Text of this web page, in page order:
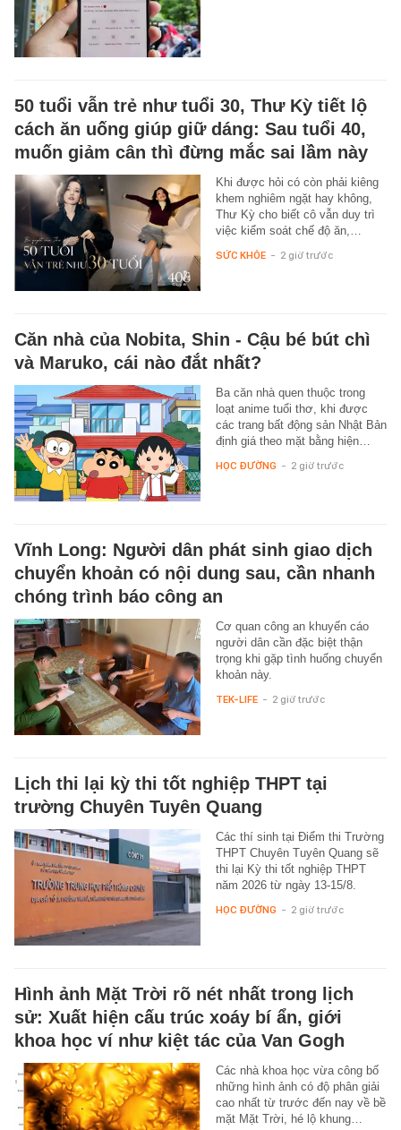
50 tuổi vẫn trẻ như tuổi 30, Thư Kỳ tiết lộ
cách ăn uống giúp giữ dáng: Sau tuổi 40,
muốn giảm cân thì đừng mắc sai lầm này
Khi được hỏi có còn phải kiêng
khem nghiêm ngặt hay không,
Thư Kỳ cho biết cô vẫn duy trì
việc kiểm soát chế độ ăn,…
SỨC KHỎE - 2 giờ trước
Căn nhà của Nobita, Shin - Cậu bé bút chì
và Maruko, cái nào đắt nhất?
Ba căn nhà quen thuộc trong
loạt anime tuổi thơ, khi được
các trang bất động sản Nhật Bản
định giá theo mặt bằng hiện…
HỌC ĐƯỜNG - 2 giờ trước
Vĩnh Long: Người dân phát sinh giao dịch
chuyển khoản có nội dung sau, cần nhanh
chóng trình báo công an
Cơ quan công an khuyến cáo
người dân cần đặc biệt thận
trọng khi gặp tình huống chuyển
khoản này.
TEK-LIFE - 2 giờ trước
Lịch thi lại kỳ thi tốt nghiệp THPT tại
trường Chuyên Tuyên Quang
Các thí sinh tại Điểm thi Trường
THPT Chuyên Tuyên Quang sẽ
thi lại Kỳ thi tốt nghiệp THPT
năm 2026 từ ngày 13-15/8.
HỌC ĐƯỜNG - 2 giờ trước
Hình ảnh Mặt Trời rõ nét nhất trong lịch
sử: Xuất hiện cấu trúc xoáy bí ẩn, giới
khoa học ví như kiệt tác của Van Gogh
Các nhà khoa học vừa công bố
những hình ảnh có độ phân giải
cao nhất từ trước đến nay về bề
mặt Mặt Trời, hé lộ khung…